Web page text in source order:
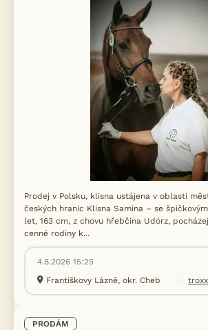
Prodej v Polsku, klisna ustájena v oblasti
českých hranic Klisna Samina – se
let, 163 cm, z chovu hřebčína Udórz,
cenné rodiny k...
4.8.2026 15:25
Františkovy Lázně, okr. Cheb
PRODÁM